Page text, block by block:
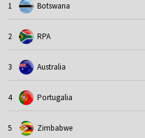
1 Botswana
2 RPA
3 Australia
4 Portugalia
5 Zimbabwe